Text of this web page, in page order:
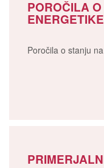
POROČILA
Poročila o stanju